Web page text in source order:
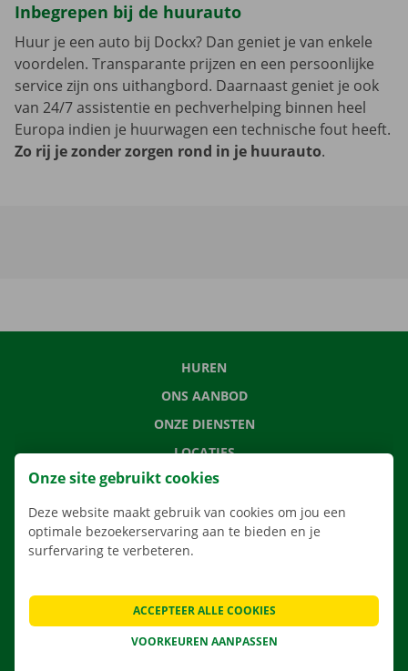
Inbegrepen bij de huurauto
Huur je een auto bij Dockx? Dan geniet je van enkele
voordelen. Transparante prijzen en een persoonlijke
service zijn ons uithangbord. Daarnaast geniet je ook
van 24/7 assistentie en pechverhelping binnen heel
Europa indien je huurwagen een technische fout heeft.
Zo rij je zonder zorgen rond in je huurauto.
HUREN
ONS AANBOD
ONZE DIENSTEN
LOCATIES
APP
VERHUISOPLOSSINGEN
CONTACTEER ONS
VEELGESTELDE VRAGEN
NIEUWS
Onze site gebruikt cookies
Deze website maakt gebruik van cookies om jou een
optimale bezoekerservaring aan te bieden en je
surfervaring te verbeteren.
VOORKEUREN AANPASSEN
ACCEPTEER ALLE COOKIES